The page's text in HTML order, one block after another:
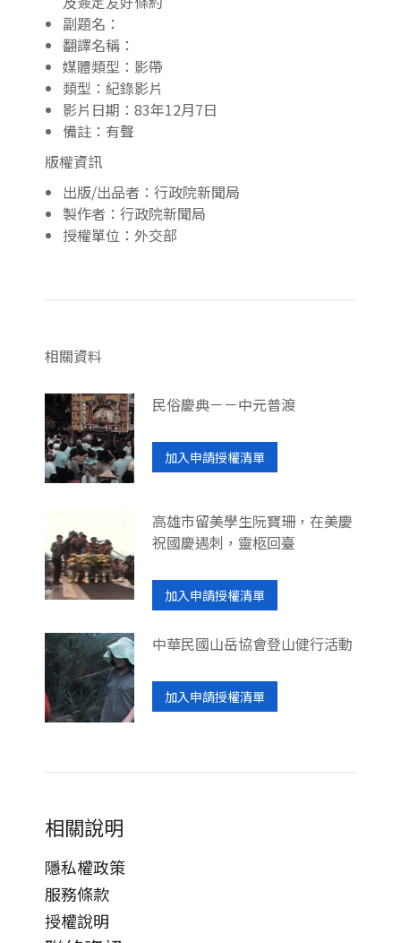
副題名：
翻譯名稱：
媒體類型：影帶
類型：紀錄影片
影片日期：83年12月7日
備註：有聲
版權資訊
出版/出品者：行政院新聞局
製作者：行政院新聞局
授權單位：外交部
相關資料
民俗慶典－－中元普渡
加入申請授權清單
高雄市留美學生阮寶珊，在美慶
祝國慶遇刺，靈柩回臺
加入申請授權清單
中華民國山岳協會登山健行活動
加入申請授權清單
相關說明
隱私權政策
服務條款
授權說明